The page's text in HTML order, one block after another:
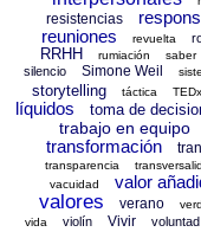
resistencias
reuniones revuelta
RRHH
rumiación saber
silencio
Simone Weil
storytelling táctica TEDx
líquidos
toma de
trabajo en equipo
transformación
transparencia
vacuidad
valor
valores verano
vida
violín Vivir voluntad